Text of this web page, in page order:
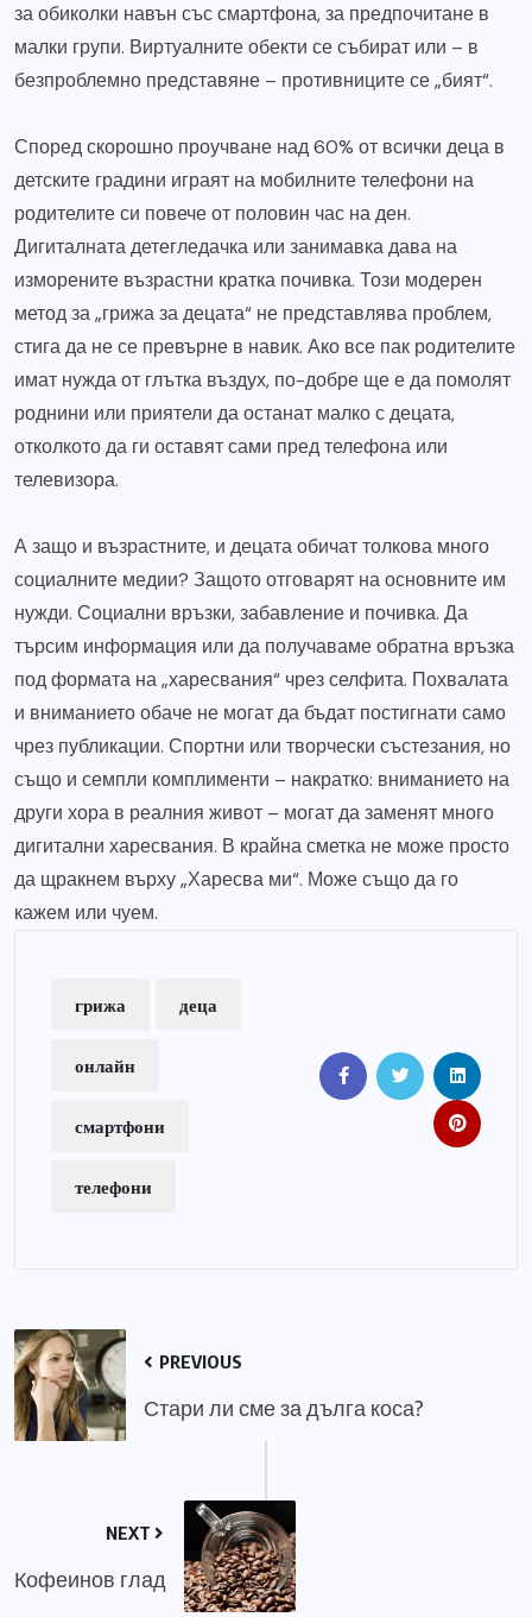
за обиколки навън със смартфона, за предпочитане в
малки групи. Виртуалните обекти се събират или – в
безпроблемно представяне – противниците се „бият“.
Според скорошно проучване над 60% от всички деца в
детските градини играят на мобилните телефони на
родителите си повече от половин час на ден.
Дигиталната детегледачка или занимавка дава на
изморените възрастни кратка почивка. Този модерен
метод за „грижа за децата“ не представлява проблем,
стига да не се превърне в навик. Ако все пак родителите
имат нужда от глътка въздух, по-добре ще е да помолят
роднини или приятели да останат малко с децата,
отколкото да ги оставят сами пред телефона или
телевизора.
А защо и възрастните, и децата обичат толкова много
социалните медии? Защото отговарят на основните им
нужди. Социални връзки, забавление и почивка. Да
търсим информация или да получаваме обратна връзка
под формата на „харесвания“ чрез селфита. Похвалата
и вниманието обаче не могат да бъдат постигнати само
чрез публикации. Спортни или творчески състезания, но
също и семпли комплименти – накратко: вниманието на
други хора в реалния живот – могат да заменят много
дигитални харесвания. В крайна сметка не може просто
да щракнем върху „Харесва ми“. Може също да го
кажем или чуем.
грижа деца
онлайн
смартфони
телефони
PREVIOUS
Стари ли сме за дълга коса?
NEXT
Кофеинов глад